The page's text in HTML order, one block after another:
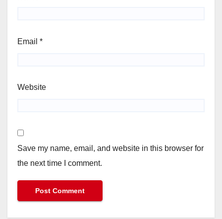
Email *
Website
Save my name, email, and website in this browser for
the next time I comment.